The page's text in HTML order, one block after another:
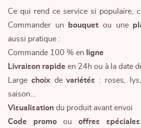
Ce qui rend ce service si populaire,
Commander un
bouquet ou une
aussi pratique :
Commande 100 % en
ligne
Livraison rapide en 24h ou à la date
Large choixdevariétés : roses,
saison...
Visualisation du produit avant envoi
Code promo ou offres spéciales